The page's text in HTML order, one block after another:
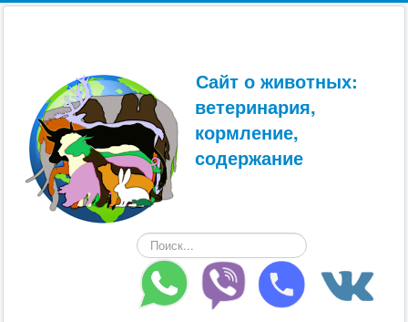
Сайт о животных:
ветеринария,
кормление,
содержание
Искать...